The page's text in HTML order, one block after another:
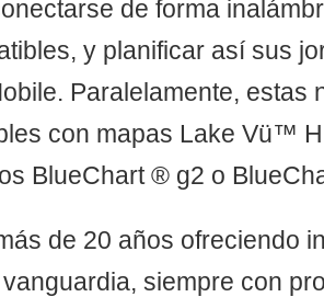
de forma
y planificar así sus
Paralelamente, estas
con mapas Lake Vü™
BlueChart ® g2 o
de 20 años ofreciendo
siempre con